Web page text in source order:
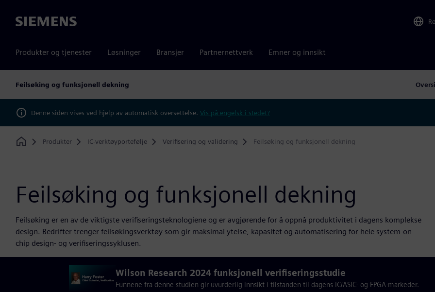
Siemens
Produkter og tjenester Løsninger Bransjer Partnernettverk Emner og innsikt
Feilsøking og funksjonell dekning
Denne siden vises ved hjelp av automatisk oversettelse. Vis på engelsk i stedet?
Home
Produkter IC-verktøyportefølje Verifisering og validering Feilsøking og funksjonell dekning
Feilsøking og funksjonell dekning
Feilsøking er en av de viktigste verifiseringsteknologiene og er avgjørende for å oppnå produktivitet i dagens komplekse
design. Bedrifter trenger feilsøkingsverktøy som gir maksimal ytelse, kapasitet og automatisering for hele system-on-
chip design- og verifiseringssyklusen.
Wilson Research 2024 funksjonell verifiseringsstudie
Funnene fra denne studien gir uvurderlig innsikt i tilstanden til dagens IC/ASIC- og FPGA-markeder.